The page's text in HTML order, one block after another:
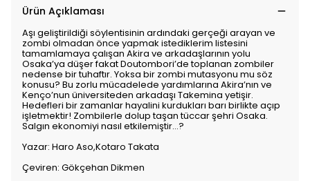
Ürün Açıklaması
Aşı geliştirildiği söylentisinin ardındaki gerçeği arayan ve
zombi olmadan önce yapmak istediklerim listesini
tamamlamaya çalışan Akira ve arkadaşlarının yolu
Osaka’ya düşer fakat Doutombori’de toplanan zombiler
nedense bir tuhaftır. Yoksa bir zombi mutasyonu mu söz
konusu? Bu zorlu mücadelede yardımlarına Akira’nın ve
Kenço’nun üniversiteden arkadaşı Takemina yetişir.
Hedefleri bir zamanlar hayalini kurdukları barı birlikte açıp
işletmektir! Zombilerle dolup taşan tüccar şehri Osaka.
Salgın ekonomiyi nasıl etkilemiştir...?
Yazar: Haro Aso,Kotaro Takata
Çeviren: Gökçehan Dikmen